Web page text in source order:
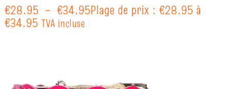
€28.95 – €34.95Plage de prix : €28.95 à
€34.95 TVA incluse